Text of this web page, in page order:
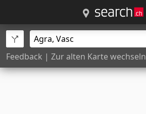
Feedback | Zur alten Karte wechseln